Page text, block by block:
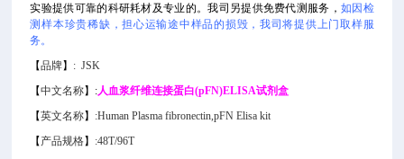
实验提供可靠的科研耗材及专业的。我司另提供免费代测服务， 如因检
测样本珍贵稀缺，担心运输途中样品的损毁，我司将提供上门取样服
务。
【品牌】 : JSK
【中文名称】 :人血浆纤维连接蛋白(pFN)ELISA试剂盒
【英文名称】 :Human Plasma fibronectin,pFN Elisa kit
【 产品规格】 :48T/96T